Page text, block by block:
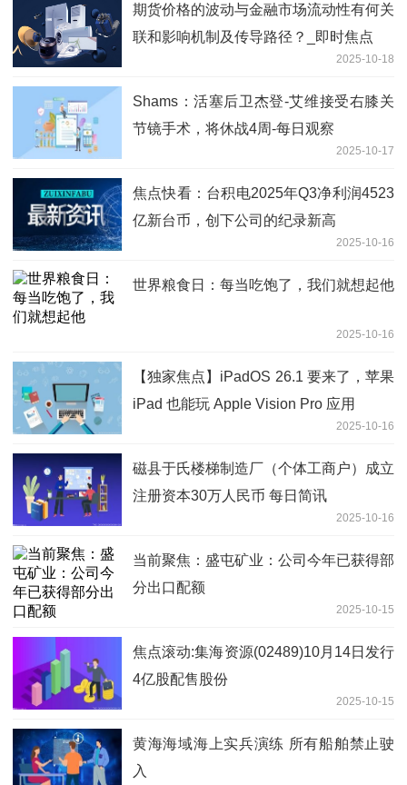
期货价格的波动与金融市场流动性有何关
联和影响机制及传导路径？_即时焦点
2025-10-18
Shams：活塞后卫杰登-艾维接受右膝关
节镜手术，将休战4周-每日观察
2025-10-17
焦点快看：台积电2025年Q3净利润4523
亿新台币，创下公司的纪录新高
2025-10-16
世界粮食日：每当吃饱了，我们就想起他
2025-10-16
【独家焦点】iPadOS 26.1 要来了，苹果
iPad 也能玩 Apple Vision Pro 应用
2025-10-16
磁县于氏楼梯制造厂（个体工商户）成立
注册资本30万人民币 每日简讯
2025-10-16
当前聚焦：盛屯矿业：公司今年已获得部
分出口配额
2025-10-15
焦点滚动:集海资源(02489)10月14日发行
4亿股配售股份
2025-10-15
黄海海域海上实兵演练 所有船舶禁止驶
入